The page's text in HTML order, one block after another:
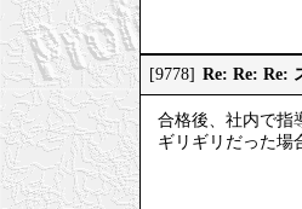
[9778] Re: Re: Re:
合格後、社内で指
ギリギリだった場